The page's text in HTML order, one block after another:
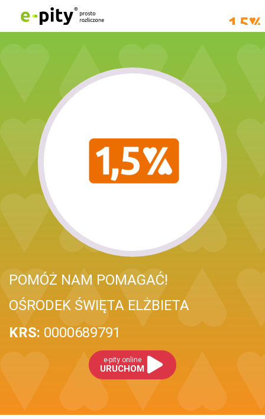
POMÓŻ NAM POMAGAĆ!
OŚRODEK ŚWIĘTA ELŻBIETA
KRS: 0000689791
e-pity online
URUCHOM